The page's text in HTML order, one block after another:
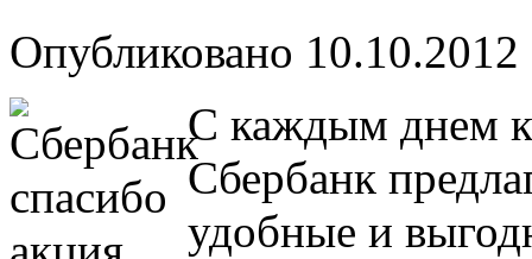
Опубликовано
С каждым днем
Сбербанк
удобные и